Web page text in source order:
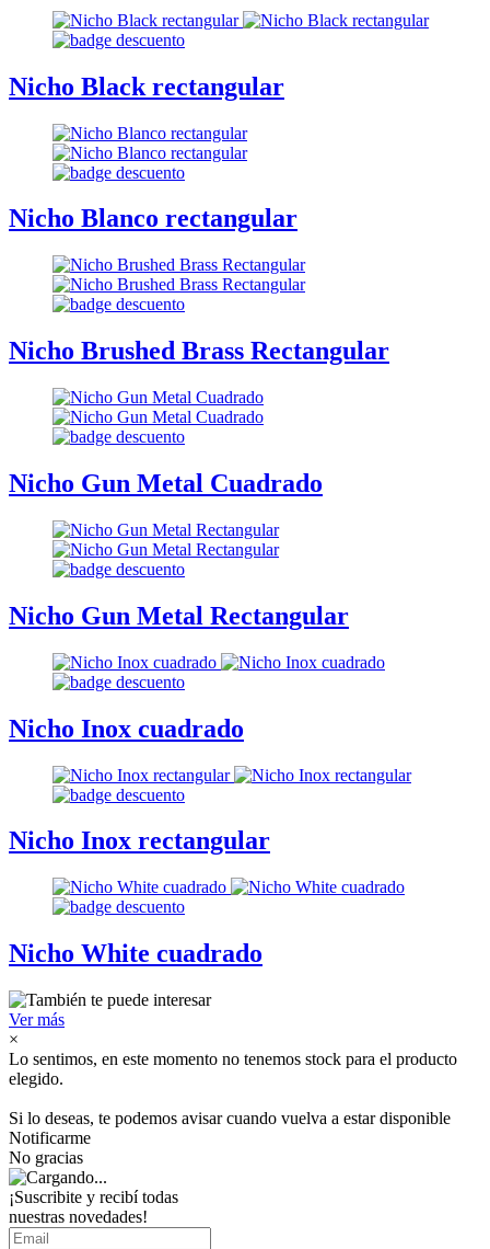
Nicho Black rectangular
Nicho Blanco rectangular
Nicho Brushed Brass Rectangular
Nicho Gun Metal Cuadrado
Nicho Gun Metal Rectangular
Nicho Inox cuadrado
Nicho Inox rectangular
Nicho White cuadrado
Ver más
×
Lo sentimos, en este momento no tenemos stock para el producto
elegido.
Si lo deseas, te podemos avisar cuando vuelva a estar disponible
Notificarme
No gracias
¡Suscribite y recibí todas
nuestras novedades!